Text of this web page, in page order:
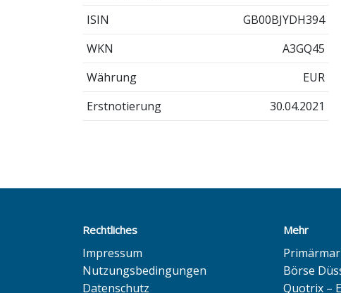
ISIN
GB00BJYDH394
WKN
A3GQ45
Währung
EUR
Erstnotierung
30.04.2021
Rechtliches
Impressum
Nutzungsbedingungen
Datenschutz
Mehr
Börse
Quotrix –